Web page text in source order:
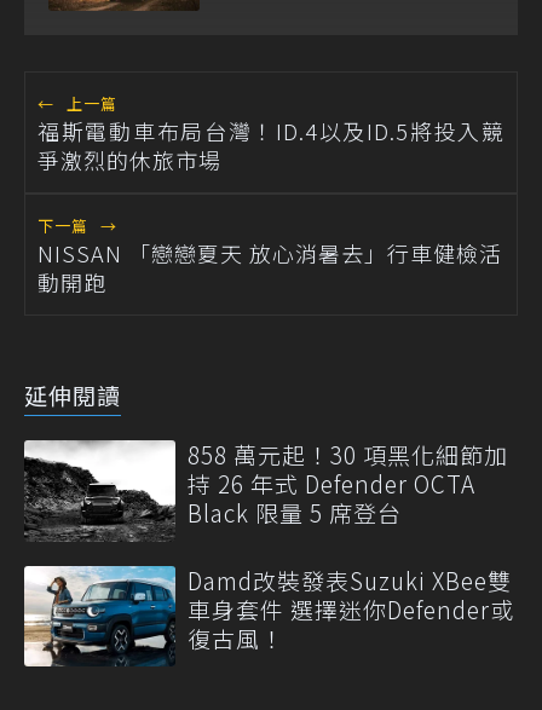
← 上一篇
福斯電動車布局台灣！ID.4以及ID.5將投入競
爭激烈的休旅市場
下一篇 →
NISSAN 「戀戀夏天 放心消暑去」行車健檢活
動開跑
延伸閱讀
858 萬元起！30 項黑化細節加
持 26 年式 Defender OCTA
Black 限量 5 席登台
Damd改裝發表Suzuki XBee雙
車身套件 選擇迷你Defender或
復古風！